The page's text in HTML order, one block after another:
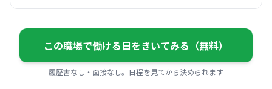
この職場で働ける日をきいてみる（無料）
履歴書なし・面接なし。日程を見てから決められます